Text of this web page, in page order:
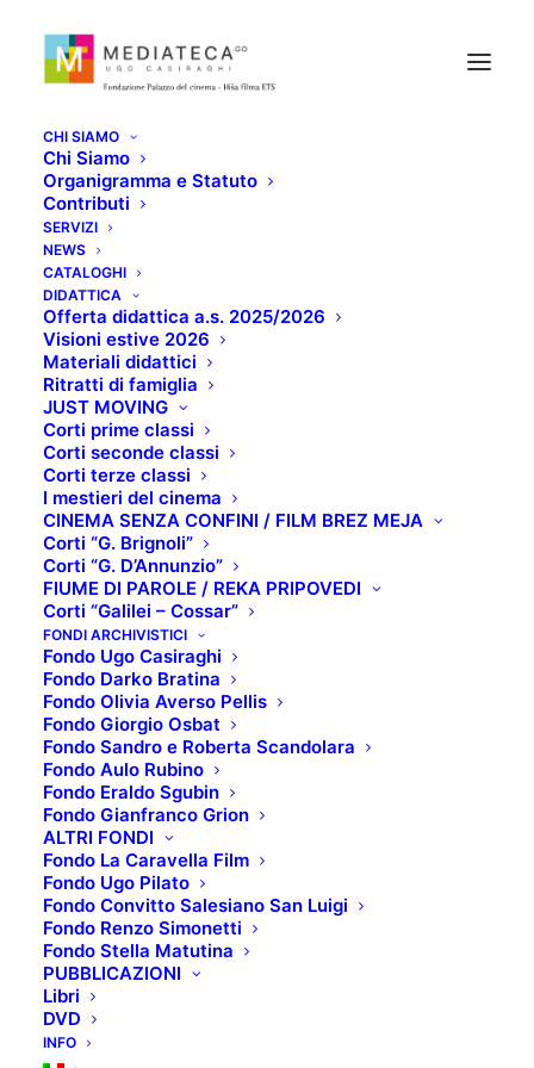
CHI SIAMO
Chi Siamo
Organigramma e Statuto
Contributi
SERVIZI
NEWS
CATALOGHI
DIDATTICA
Offerta didattica a.s. 2025/2026
Visioni estive 2026
Materiali didattici
Ritratti di famiglia
JUST MOVING
Corti prime classi
Corti seconde classi
Corti terze classi
I mestieri del cinema
CINEMA SENZA CONFINI / FILM BREZ MEJA
Corti “G. Brignoli”
Corti “G. D’Annunzio”
FIUME DI PAROLE / REKA PRIPOVEDI
Corti “Galilei – Cossar”
FONDI ARCHIVISTICI
Fondo Ugo Casiraghi
Fondo Darko Bratina
Fondo Olivia Averso Pellis
Fondo Giorgio Osbat
Fondo Sandro e Roberta Scandolara
Fondo Aulo Rubino
Fondo Eraldo Sgubin
Fondo Gianfranco Grion
ALTRI FONDI
Fondo La Caravella Film
Fondo Ugo Pilato
Fondo Convitto Salesiano San Luigi
Fondo Renzo Simonetti
Fondo Stella Matutina
PUBBLICAZIONI
Libri
DVD
INFO
RAPSODIA IN
AGOSTO
AGOSTO 20, 2020
SCHEDA TECNICA:
Titolo originale: Hachi-gatsu no rapusodî
Regista: Akira Kurosawa
Interpreti: Sachiko Murase, Richard Gere, Hisashi
Igawa
Anno di produzione: 1991
Paese produzione: Giappone
Genere : Drammatico
TRAMA:
Estate 1990. Kane è una anziana hibakusha
(sopravvissuta alla bomba atomica), che ha perso
suo marito nel bombardamento di Nagasaki avvenuto
il 9 agosto 1945. Uno dei fratelli di Kane, Suzushiro,
trasferitosi negli Stati Uniti prima della guerra, ha